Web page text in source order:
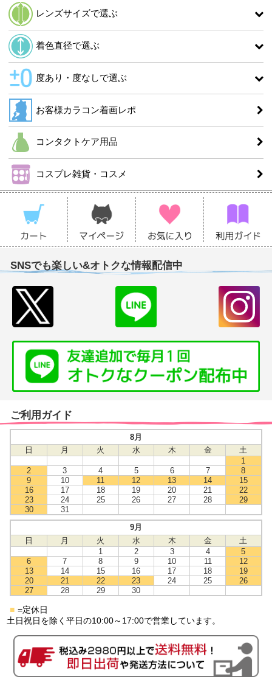
レンズサイズで選ぶ
着色直径で選ぶ
度あり・度なしで選ぶ
お客様カラコン着画レポ
コンタクトケア用品
コスプレ雑貨・コスメ
SNSでも楽しい&オトクな情報配信中
ご利用ガイド
8月
日
月 火 水 木 金
土
1
2
3 4 5 6 7
8
9
10 11 12 13 14
15
16
17 18 19 20 21
22
23
24 25 26 27 28
29
30
31
9月
日
月 火 水 木 金
土
1
2 3 4
5
6
7 8 9 10 11
12
13
14 15 16 17 18
19
20
21 22 23 24 25
26
27
28 29 30
■ =定休日
土日祝日を除く平日の10:00～17:00で営業しています。